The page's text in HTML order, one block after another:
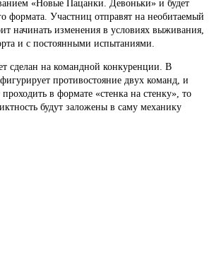
«Новые Пацанки. Девоньки» и будет
формата. Участниц отправят на необитаемый
начинать изменения в условиях выживания,
и с постоянными испытаниями.
сделан на командной конкуренции. В
противостояние двух команд, и
в формате «стенка на стенку», то
будут заложены в саму механику